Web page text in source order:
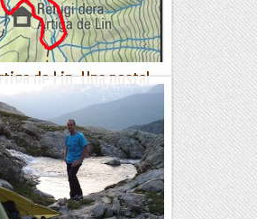
de Lin. Una postal
plantegem és una circular molt
característics de la Vall
Joèu. D'aquest...